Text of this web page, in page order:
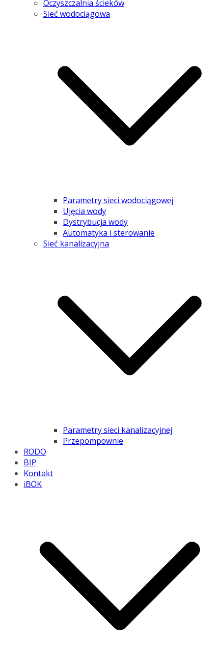
Oczyszczalnia ścieków
Sieć wodociągowa
Parametry sieci wodociągowej
Ujęcia wody
Dystrybucja wody
Automatyka i sterowanie
Sieć kanalizacyjna
Parametry sieci kanalizacyjnej
Przepompownie
RODO
BIP
Kontakt
iBOK